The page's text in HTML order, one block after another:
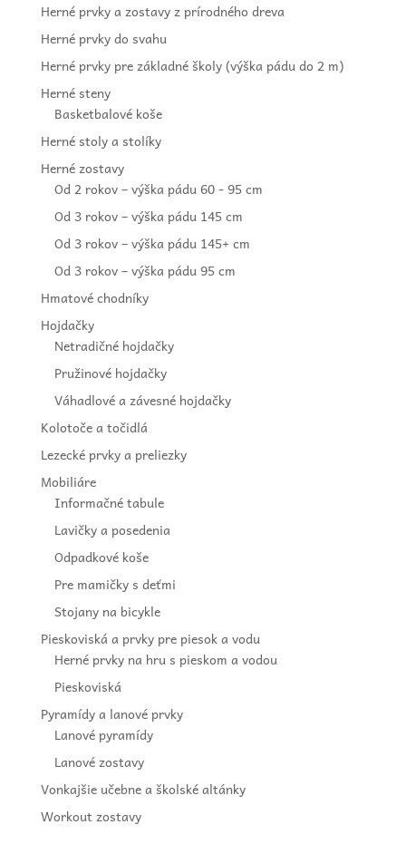
Herné prvky a zostavy z prírodného dreva
Herné prvky do svahu
Herné prvky pre základné školy (výška pádu do 2 m)
Herné steny
Basketbalové koše
Herné stoly a stolíky
Herné zostavy
Od 2 rokov – výška pádu 60 - 95 cm
Od 3 rokov – výška pádu 145 cm
Od 3 rokov – výška pádu 145+ cm
Od 3 rokov – výška pádu 95 cm
Hmatové chodníky
Hojdačky
Netradičné hojdačky
Pružinové hojdačky
Váhadlové a závesné hojdačky
Kolotoče a točidlá
Lezecké prvky a preliezky
Mobiliáre
Informačné tabule
Lavičky a posedenia
Odpadkové koše
Pre mamičky s deťmi
Stojany na bicykle
Pieskoviská a prvky pre piesok a vodu
Herné prvky na hru s pieskom a vodou
Pieskoviská
Pyramídy a lanové prvky
Lanové pyramídy
Lanové zostavy
Vonkajšie učebne a školské altánky
Workout zostavy